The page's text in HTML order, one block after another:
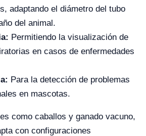
adaptando el diámetro del tubo
del animal.
Permitiendo la visualización de
en casos de enfermedades
Para la detección de problemas
en mascotas.
como caballos y ganado vacuno,
con configuraciones